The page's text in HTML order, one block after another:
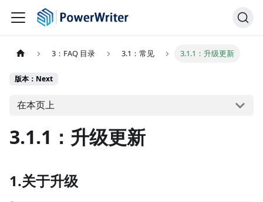
3：FAQ 目录 3.1：常见 3.1.1：升级更新
版本：Next
在本页上
3.1.1：升级更新
1.关于升级